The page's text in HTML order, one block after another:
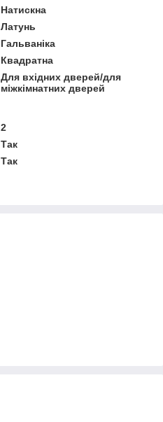
Натискна
Латунь
Гальваніка
Квадратна
Для вхідних дверей/для
міжкімнатних дверей
2
Так
Так